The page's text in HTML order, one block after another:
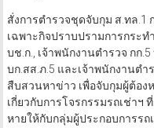
สั่งการตำรวจชุดจับกุม ส.ทล.1
เฉพาะกิจปราบปรามการกระ
บช.ก., เจ้าพนักงานตำรวจ กก
บก.สส.ภ.5 และเจ้าพนักงานตำ
สืบสวนหาข่าว เพื่อจับกุมผู้ต้อ
เกี่ยวกับการโจรกรรมรถเช่าฯ
หายให้กับกลุ่มผู้ประกอบการร